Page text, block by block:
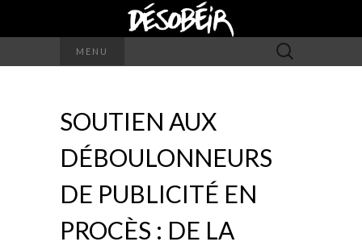
MENU Rechercher :
SOUTIEN AUX
DÉBOULONNEURS
DE PUBLICITÉ EN
PROCÈS : DE LA